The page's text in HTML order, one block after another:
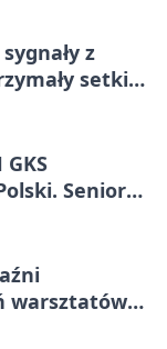
z
setki
Seniorzy
warsztatów